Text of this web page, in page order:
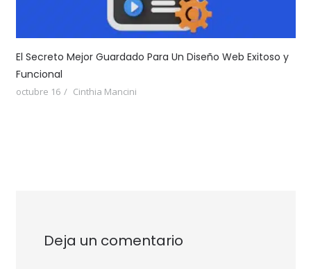
El Secreto Mejor Guardado Para Un Diseño Web Exitoso y
Funcional
octubre 16 Cinthia Mancini
Deja un comentario